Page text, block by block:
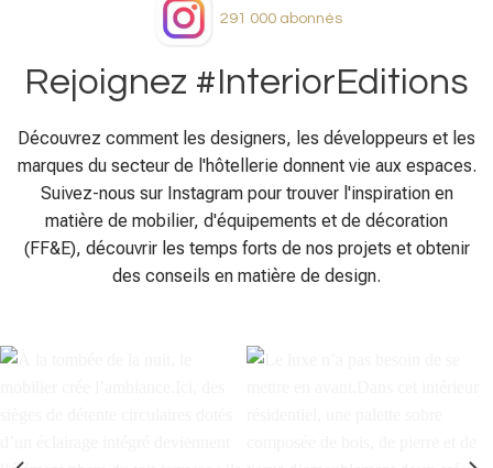
291 000abonnés
Rejoignez #InteriorEditions
Découvrez comment les designers, les développeurs et les
marques du secteur de l'hôtellerie donnent vie aux espaces.
Suivez-nous sur Instagram pour trouver l'inspiration en
matière de mobilier, d'équipements et de décoration
(FF&E), découvrir les temps forts de nos projets et obtenir
des conseils en matière de design.